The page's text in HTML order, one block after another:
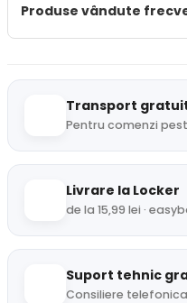
Produse vândute
Transport
Pentru comenzi
Livrare la Locker
de la 15,99 lei ·
Suport tehnic
Consiliere